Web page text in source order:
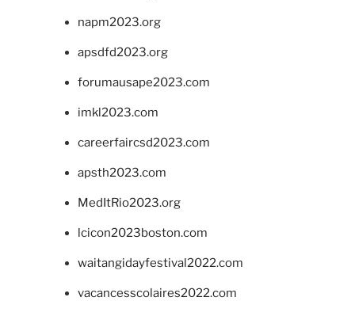
napm2023.org
apsdfd2023.org
forumausape2023.com
imkl2023.com
careerfaircsd2023.com
apsth2023.com
MedItRio2023.org
lcicon2023boston.com
waitangidayfestival2022.com
vacancesscolaires2022.com